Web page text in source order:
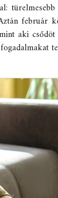
február
aki csődöt